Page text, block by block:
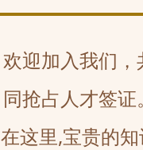
欢迎加入我们，
同抢占人才签证。
在这里,宝贵的